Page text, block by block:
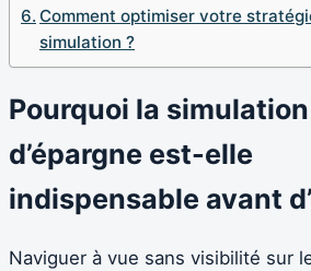
Comment optimiser votre
simulation ?
Pourquoi la simulation
d’épargne est-elle
indispensable avant
Naviguer à vue sans visibilité sur